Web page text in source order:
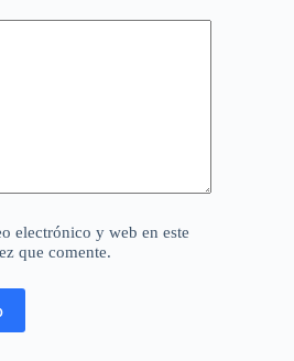
electrónico y web en este
que comente.